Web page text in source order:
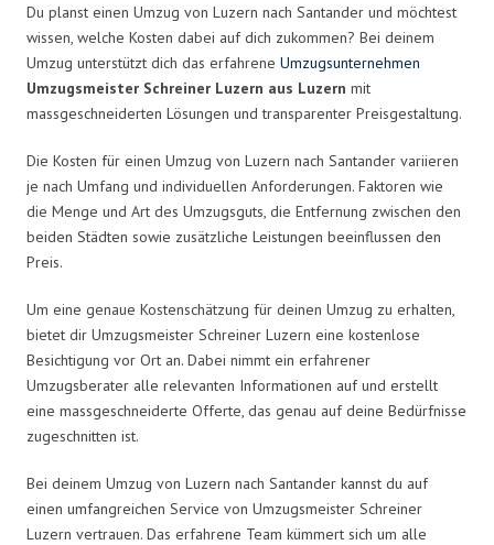
Du planst einen Umzug von Luzern nach Santander und möchtest
wissen, welche Kosten dabei auf dich zukommen? Bei deinem
Umzug unterstützt dich das erfahrene Umzugsunternehmen
Umzugsmeister Schreiner Luzern aus Luzern mit
massgeschneiderten Lösungen und transparenter Preisgestaltung.
Die Kosten für einen Umzug von Luzern nach Santander variieren
je nach Umfang und individuellen Anforderungen. Faktoren wie
die Menge und Art des Umzugsguts, die Entfernung zwischen den
beiden Städten sowie zusätzliche Leistungen beeinflussen den
Preis.
Um eine genaue Kostenschätzung für deinen Umzug zu erhalten,
bietet dir Umzugsmeister Schreiner Luzern eine kostenlose
Besichtigung vor Ort an. Dabei nimmt ein erfahrener
Umzugsberater alle relevanten Informationen auf und erstellt
eine massgeschneiderte Offerte, das genau auf deine Bedürfnisse
zugeschnitten ist.
Bei deinem Umzug von Luzern nach Santander kannst du auf
einen umfangreichen Service von Umzugsmeister Schreiner
Luzern vertrauen. Das erfahrene Team kümmert sich um alle